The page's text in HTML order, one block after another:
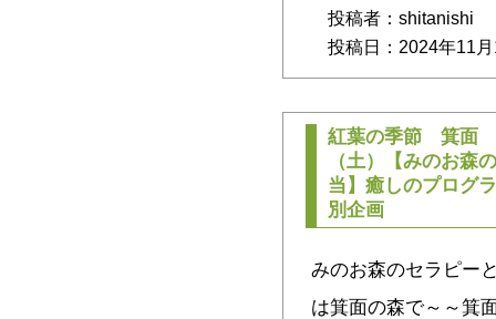
投稿者：shitanishi
投稿日：2024年11
紅葉の季節 箕面
（土）【みのお森
当】癒しのプログ
別企画
みのお森のセラピー
は箕面の森で～～箕